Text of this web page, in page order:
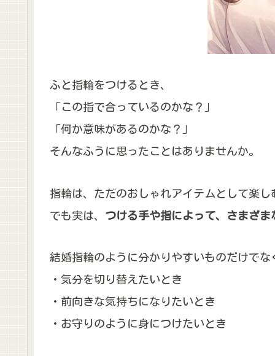
ふと指輪をつけるとき、
「この指で合っているのかな？」
「何か意味があるのかな？」
そんなふうに思ったことはありませんか。
指輪は、ただのおしゃれアイテムとして楽し
でも実は、 つける手や指によって、さまざま
結婚指輪のように分かりやすいものだけでな
・気分を切り替えたいとき
・前向きな気持ちになりたいとき
・お守りのように身につけたいとき